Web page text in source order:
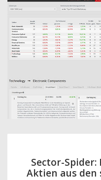
Sector-
Aktien aus